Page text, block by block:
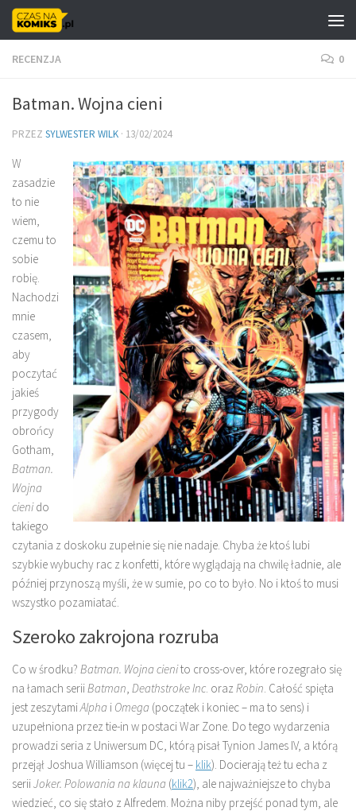
Skip to content
RECENZJA 0
Batman. Wojna cieni
PRZEZ SYLWESTER WILK · 13/02/2024
W
zasadzie
to nie
wiem,
czemu to
sobie
robię.
Nachodzi
mnie
czasem,
aby
poczytać
jakieś
przygody
obrońcy
Gotham,
Batman.
Wojna
cienido
takiego
czytania z doskoku zupełnie się nie nadaje. Chyba że ktoś lubi
szybkie wybuchy rac z konfetti, które wyglądają na chwilę ładnie, ale
później przynoszą myśli, że w sumie, po co to było. No i ktoś to musi
wszystko pozamiatać.
Szeroko zakrojona rozruba
Co w środku? Batman. Wojna cienito cross-over, które rozegrało się
na łamach seriiBatman, Deathstroke Inc. oraz Robin. Całość spięta
jest zeszytamiAlpha i Omega (początek i koniec – ma to sens) i
uzupełniona przez tie-in w postaci War Zone. Do tego wydarzenia
prowadzi seria z Uniwersum DC, którą pisał Tynion James IV, a którą
przejął Joshua Williamson (więcej tu – klik). Docierają też tu echa z
seriiJoker. Polowania na klauna (klik2), ale najważniejsze to chyba
wiedzieć, co się stało z Alfredem. Można niby przejść ponad tym, ale